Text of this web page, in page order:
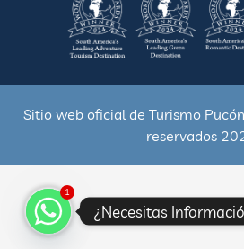
Sitio web oficial de Turismo
reservados
1
¿Necesitas